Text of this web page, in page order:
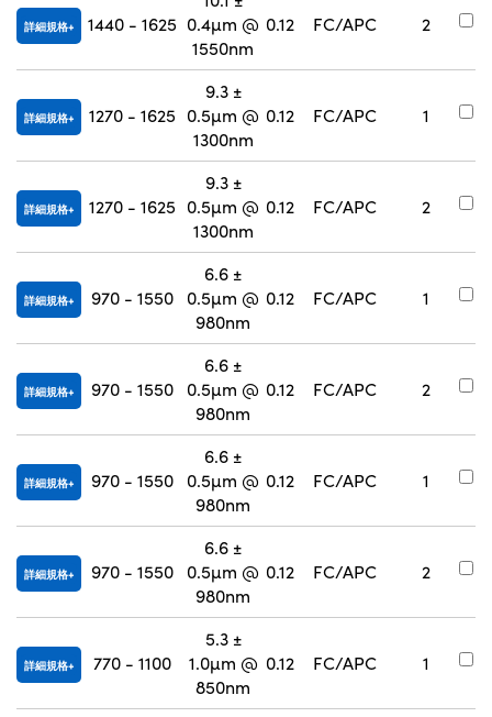
詳細規格 1440 - 1625 0.4µm @
1550nm
0.12 FC/APC 2
詳細規格 1270 - 1625
9.3 ±
0.5µm @
1300nm
0.12 FC/APC 1
詳細規格 1270 - 1625
9.3 ±
0.5µm @
1300nm
0.12 FC/APC 2
詳細規格 970 - 1550
6.6 ±
0.5µm @
980nm
0.12 FC/APC 1
詳細規格 970 - 1550
6.6 ±
0.5µm @
980nm
0.12 FC/APC 2
詳細規格 970 - 1550
6.6 ±
0.5µm @
980nm
0.12 FC/APC 1
詳細規格 970 - 1550
6.6 ±
0.5µm @
980nm
0.12 FC/APC 2
詳細規格 770 - 1100
5.3 ±
1.0µm @
850nm
0.12 FC/APC 1